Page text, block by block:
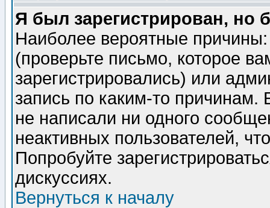
Я был зарегистрирован, но
Наиболее вероятные
(проверьте письмо, которое
зарегистрировались) или
запись по каким-то
не написали ни одного
неактивных пользователей,
Попробуйте
дискуссиях.
Вернуться к началу